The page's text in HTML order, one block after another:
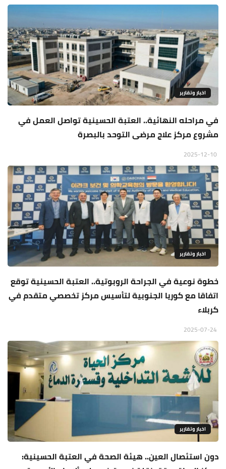
اخبار وتقارير
في مراحله النهائية.. العتبة الحسينية تواصل العمل في
مشروع مركز علاج مرضى التوحد بالبصرة
اخبار وتقارير
خطوة نوعية في الجراحة الروبوتية.. العتبة الحسينية توقع
اتفاقا مع كوريا الجنوبية لتأسيس مركز تخصصي متقدم في
كربلاء
اخبار وتقارير
دون استئصال العين.. هيئة الصحة في العتبة الحسينية: